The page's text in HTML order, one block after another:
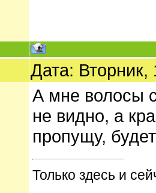
Дата:
А мне волосы
не видно, а
пропущу,
Только здесь и